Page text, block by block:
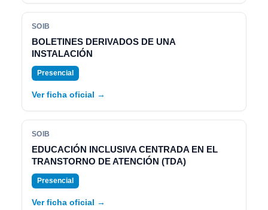
SOIB
BOLETINES DERIVADOS DE UNA
INSTALACIÓN
Presencial
Ver ficha oficial →
SOIB
EDUCACIÓN INCLUSIVA CENTRADA EN EL
TRANSTORNO DE ATENCIÓN (TDA)
Presencial
Ver ficha oficial →